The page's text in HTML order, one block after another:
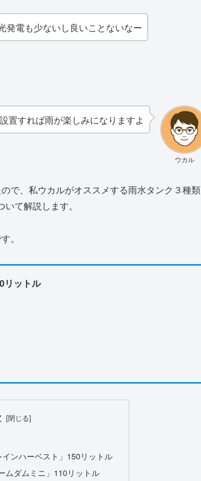
発電も少ないし良いことないなー
ウカル
置すれば雨が楽しみになりますよ
で、私ウカルがオススメする雨水タンク３種類
て解説します。
。
リットル
ンハーベスト」150リットル
ムダムミニ」110リットル